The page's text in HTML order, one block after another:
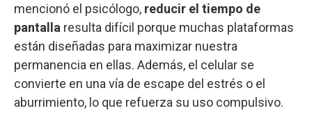
mencionó el psicólogo, reducir el tiempo de
pantalla resulta difícil porque muchas plataformas
están diseñadas para maximizar nuestra
permanencia en ellas. Además, el celular se
convierte en una vía de escape del estrés o el
aburrimiento, lo que refuerza su uso compulsivo.